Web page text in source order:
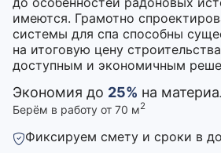
имеются. Грамотно
системы для спа способны
на итоговую цену
доступным и экономичным
Экономия до 25% на
Берём в работу от 70 м2
Фиксируем смету и сроки в